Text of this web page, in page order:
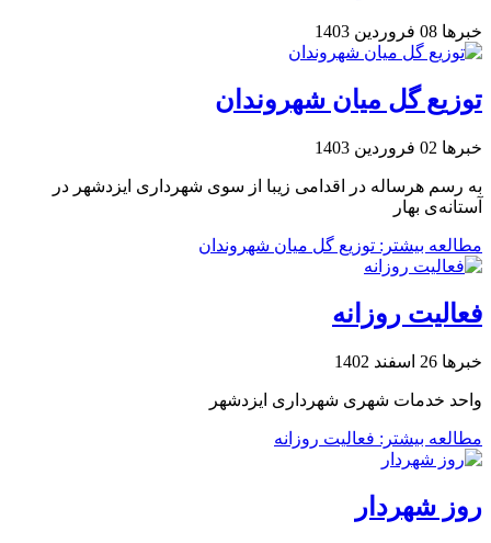
خبرها 08 فروردين 1403
توزیع گل میان شهروندان
خبرها 02 فروردين 1403
به رسم هرساله در اقدامی زیبا از سوی شهرداری ایزدشهر در
آستانه‌ی بهار
مطالعه بیشتر: توزیع گل میان شهروندان
فعالیت روزانه
خبرها 26 اسفند 1402
واحد خدمات شهری شهرداری ایزدشهر
مطالعه بیشتر: فعالیت روزانه
روز شهردار